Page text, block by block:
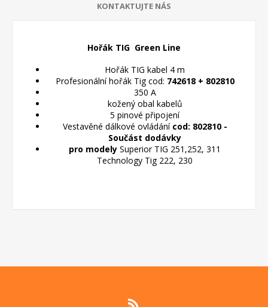
KONTAKTUJTE NÁS
Hořák TIG Green Line
Hořák TIG kabel 4 m
Profesionální hořák Tig cod: 742618 + 802810
350 A
kožený obal kabelů
5 pinové připojení
Vestavěné dálkové ovládání cod: 802810 -
Součást dodávky
pro modely Superior TIG 251,252, 311
Technology Tig 222, 230